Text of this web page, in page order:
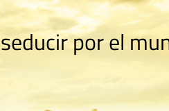
por el